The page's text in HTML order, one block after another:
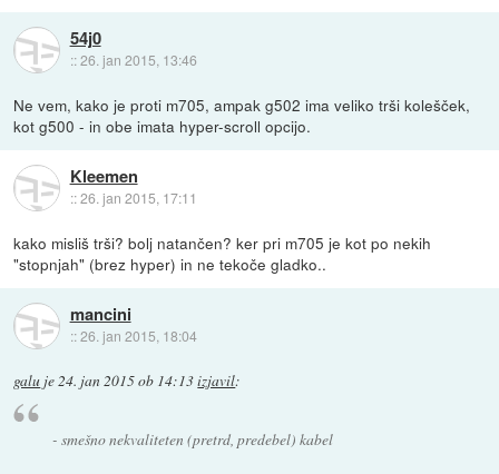
54j0
::26. jan 2015, 13:46
Ne vem, kako je proti m705, ampak g502 ima veliko trši kolešček,
kot g500 - in obe imata hyper-scroll opcijo.
Kleemen
::26. jan 2015, 17:11
kako misliš trši? bolj natančen? ker pri m705 je kot po nekih
"stopnjah" (brez hyper) in ne tekoče gladko..
mancini
::26. jan 2015, 18:04
galu je24. jan 2015 ob 14:13izjavil:
- smešno nekvaliteten (pretrd, predebel) kabel